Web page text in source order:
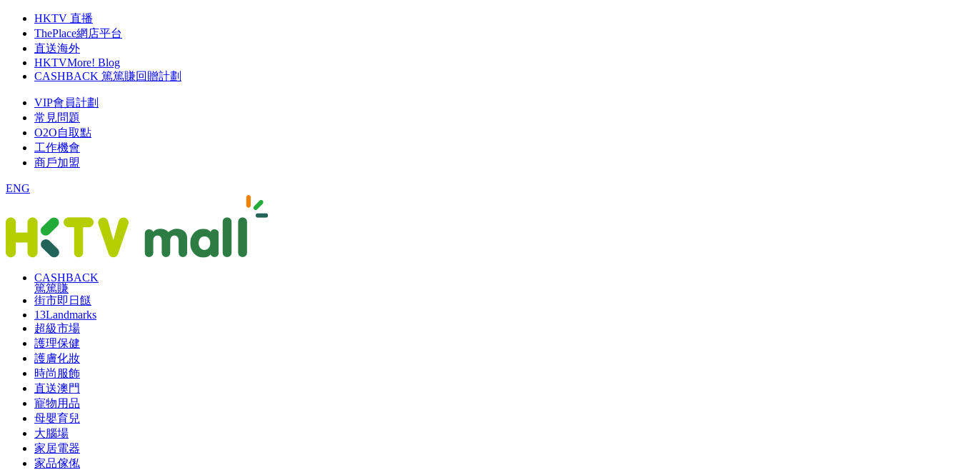
HKTV 直播
ThePlace網店平台
直送海外
HKTVMore! Blog
CASHBACK 篤篤賺回贈計劃
VIP會員計劃
常見問題
O2O自取點
工作機會
商戶加盟
ENG
CASHBACK
篤篤賺
街市即日餸
13Landmarks
超級市場
護理保健
護膚化妝
時尚服飾
直送澳門
寵物用品
母嬰育兒
大腦場
家居電器
家品傢俬